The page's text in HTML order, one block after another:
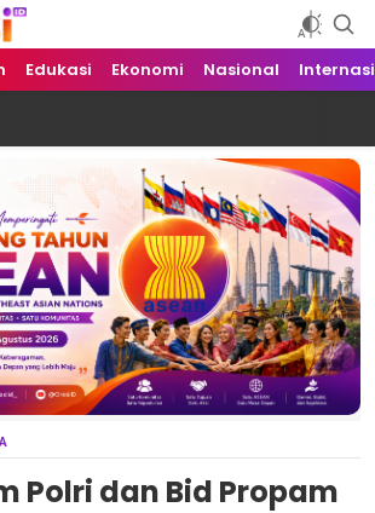
Edukasi Ekonomi Nasional
Polri dan Bid Propam